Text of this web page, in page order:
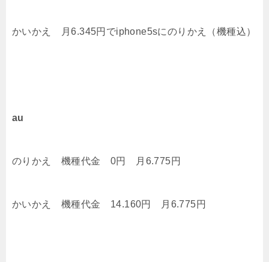
かいかえ 月6.345円でiphone5sにのりかえ（機種込）
au
のりかえ 機種代金 0円 月6.775円
かいかえ 機種代金 14.160円 月6.775円